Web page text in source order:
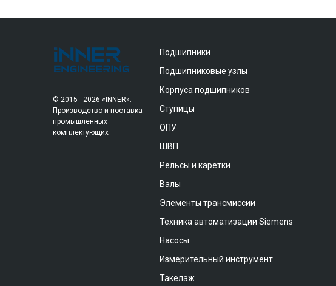
© 2015 - 2026 «INNER»:
Производство и поставка
промышленных
комплектующих
Подшипники
Подшипниковые узлы
Корпуса подшипников
Ступицы
ОПУ
ШВП
Рельсы и каретки
Валы
Элементы трансмиссии
Техника автоматизации Siemens
Насосы
Измерительный инструмент
Такелаж